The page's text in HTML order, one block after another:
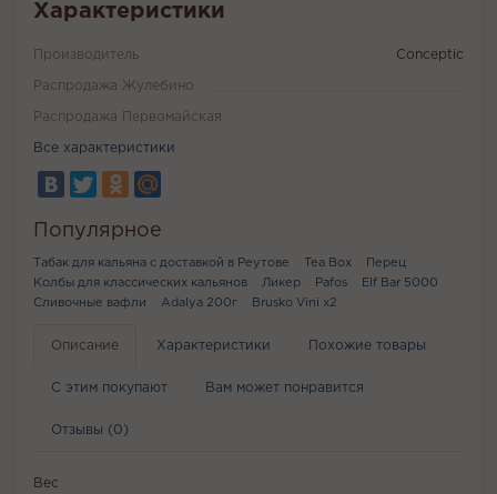
Характеристики
Производитель Conceptic
Распродажа Жулебино
Распродажа Первомайская
Все характеристики
Популярное
Табак для кальяна с доставкой в Реутове Tea Box
Перец
Колбы для классических кальянов
Ликер Pafos
Elf Bar 5000
Сливочные вафли
Adalya 200г Brusko Vini x2
Описание Характеристики Похожие товары
С этим покупают Вам может понравится
Отзывы (0)
Вес